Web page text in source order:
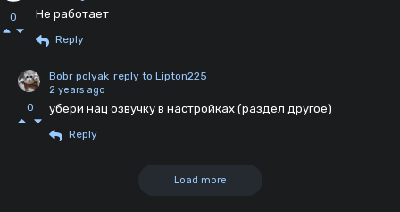
0 Не работает
Reply
0
Bobr polyak reply to Lipton225
2 years ago
убери нац озвучку в настройках (раздел другое)
Reply
Load more